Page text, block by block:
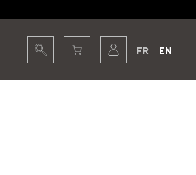
Login / Register
FR EN